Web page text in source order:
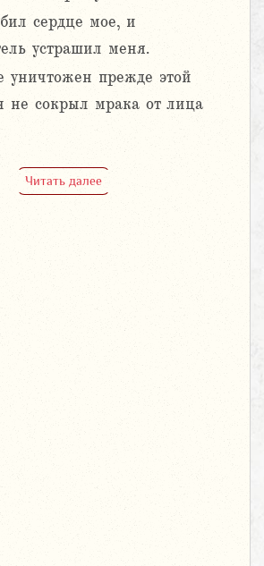
сердце мое, и
устрашил меня.
уничтожен прежде этой
сокрыл мрака от лица
Читать далее